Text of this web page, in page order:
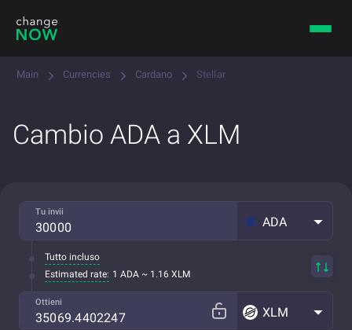
Main Currencies Cardano Stellar
Cambio ADA a XLM
Tu invii
ADA
Tutto incluso
Estimated rate: 1 ADA ~ 1.16 XLM
Ottieni
XLM